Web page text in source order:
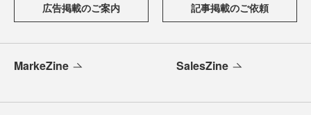
広告掲載のご案内 記事掲載のご依頼
MarkeZine SalesZine